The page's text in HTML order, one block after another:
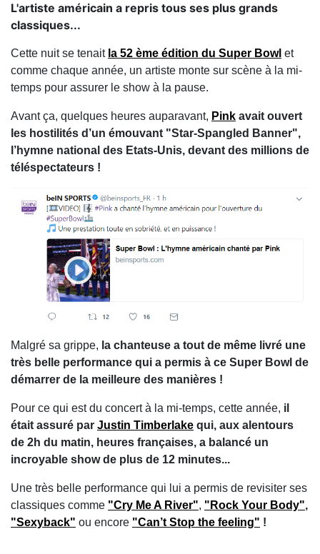
L'artiste américain a repris tous ses plus grands
classiques...
Cette nuit se tenait la 52 ème édition du Super Bowl et
comme chaque année, un artiste monte sur scène à la mi-
temps pour assurer le show à la pause.
Avant ça, quelques heures auparavant, Pink avait ouvert
les hostilités d’un émouvant "Star-Spangled Banner",
l’hymne national des Etats-Unis, devant des millions de
téléspectateurs !
Malgré sa grippe, la chanteuse a tout de même livré une
très belle performance qui a permis à ce Super Bowl de
démarrer de la meilleure des manières !
Pour ce qui est du concert à la mi-temps, cette année, il
était assuré par Justin Timberlake qui, aux alentours
de 2h du matin, heures françaises, a balancé un
incroyable show de plus de 12 minutes...
Une très belle performance qui lui a permis de revisiter ses
classiques comme "Cry Me A River", "Rock Your Body",
"Sexyback" ou encore "Can’t Stop the feeling" !